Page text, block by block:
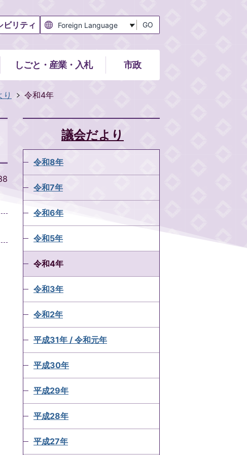
ビリティ GO
しごと・産業・入札 市政
り 令和4年
議会だより
令和8年
令和7年
令和6年
令和5年
令和4年
令和3年
令和2年
平成31年 / 令和元年
平成30年
平成29年
平成28年
平成27年